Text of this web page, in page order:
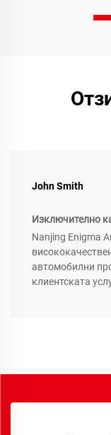
John Smith
Изключително
Nanjing Enigma
автомобилни
клиентската